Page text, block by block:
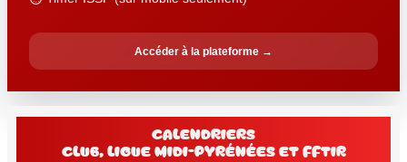
Accéder à la plateforme →
Calendriers
club, Ligue Midi-Pyrénées et FFtir